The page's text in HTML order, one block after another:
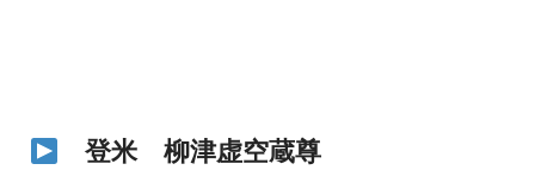
登米 柳津虚空蔵尊